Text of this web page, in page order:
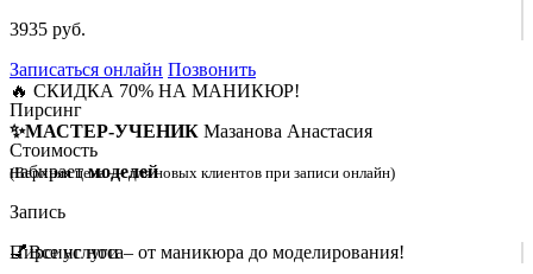
🔥 СКИДКА 70% НА МАНИКЮР!
✨МАСТЕР-УЧЕНИК Мазанова Анастасия
набираетмоделей
💅Все услуги – от маникюра до моделирования!
3935 руб.
Записаться онлайн Позвонить
Пирсинг
Стоимость
(Верхняя цена — для новых клиентов при записи онлайн)
Запись
Пирсинг носа